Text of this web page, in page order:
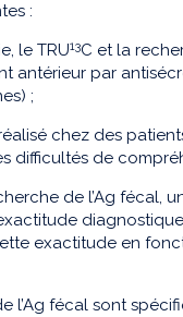
:
le TRU13C et la
antérieur par
;
chez des
difficultés de
de l’Ag fécal,
exactitude en
l’Ag fécal sont